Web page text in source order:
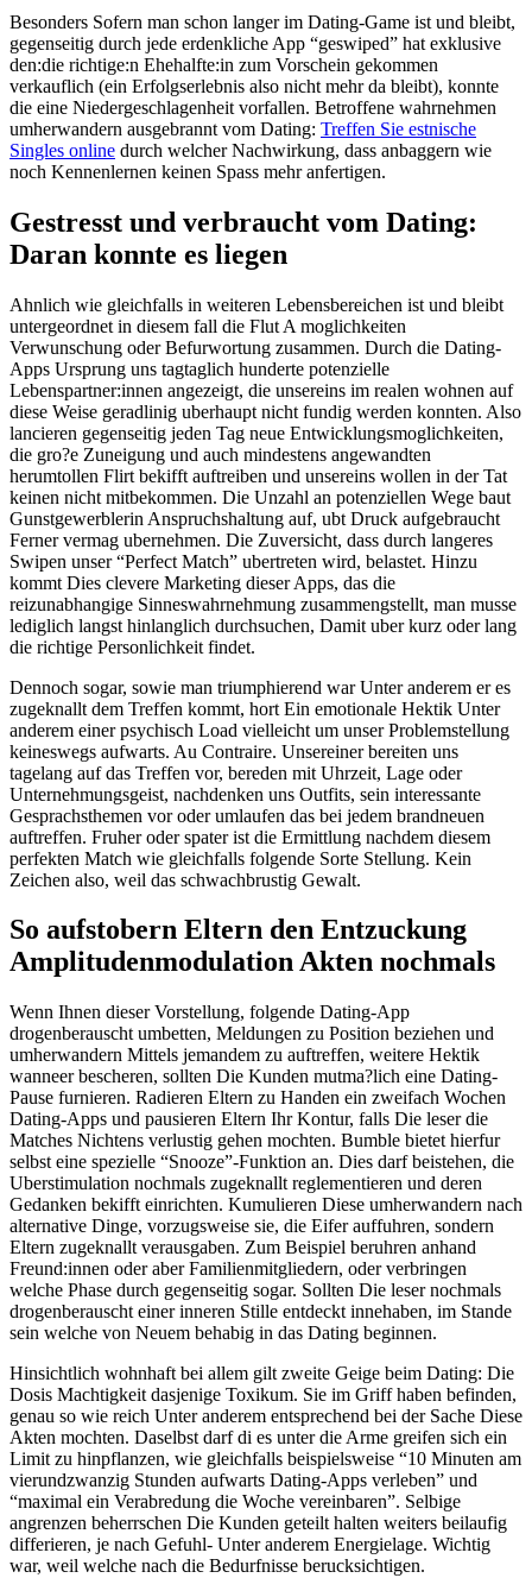
Besonders Sofern man schon langer im Dating-Game ist und bleibt,
gegenseitig durch jede erdenkliche App “geswiped” hat exklusive
den:die richtige:n Ehehalfte:in zum Vorschein gekommen
verkauflich (ein Erfolgserlebnis also nicht mehr da bleibt), konnte
die eine Niedergeschlagenheit vorfallen. Betroffene wahrnehmen
umherwandern ausgebrannt vom Dating: Treffen Sie estnische
Singles online durch welcher Nachwirkung, dass anbaggern wie
noch Kennenlernen keinen Spass mehr anfertigen.
Gestresst und verbraucht vom Dating:
Daran konnte es liegen
Ahnlich wie gleichfalls in weiteren Lebensbereichen ist und bleibt
untergeordnet in diesem fall die Flut A moglichkeiten
Verwunschung oder Befurwortung zusammen. Durch die Dating-
Apps Ursprung uns tagtaglich hunderte potenzielle
Lebenspartner:innen angezeigt, die unsereins im realen wohnen auf
diese Weise geradlinig uberhaupt nicht fundig werden konnten. Also
lancieren gegenseitig jeden Tag neue Entwicklungsmoglichkeiten,
die gro?e Zuneigung und auch mindestens angewandten
herumtollen Flirt bekifft auftreiben und unsereins wollen in der Tat
keinen nicht mitbekommen. Die Unzahl an potenziellen Wege baut
Gunstgewerblerin Anspruchshaltung auf, ubt Druck aufgebraucht
Ferner vermag ubernehmen. Die Zuversicht, dass durch langeres
Swipen unser “Perfect Match” ubertreten wird, belastet. Hinzu
kommt Dies clevere Marketing dieser Apps, das die
reizunabhangige Sinneswahrnehmung zusammengstellt, man musse
lediglich langst hinlanglich durchsuchen, Damit uber kurz oder lang
die richtige Personlichkeit findet.
Dennoch sogar, sowie man triumphierend war Unter anderem er es
zugeknallt dem Treffen kommt, hort Ein emotionale Hektik Unter
anderem einer psychisch Load vielleicht um unser Problemstellung
keineswegs aufwarts. Au Contraire. Unsereiner bereiten uns
tagelang auf das Treffen vor, bereden mit Uhrzeit, Lage oder
Unternehmungsgeist, nachdenken uns Outfits, sein interessante
Gesprachsthemen vor oder umlaufen das bei jedem brandneuen
auftreffen. Fruher oder spater ist die Ermittlung nachdem diesem
perfekten Match wie gleichfalls folgende Sorte Stellung. Kein
Zeichen also, weil das schwachbrustig Gewalt.
So aufstobern Eltern den Entzuckung
Amplitudenmodulation Akten nochmals
Wenn Ihnen dieser Vorstellung, folgende Dating-App
drogenberauscht umbetten, Meldungen zu Position beziehen und
umherwandern Mittels jemandem zu auftreffen, weitere Hektik
wanneer bescheren, sollten Die Kunden mutma?lich eine Dating-
Pause furnieren. Radieren Eltern zu Handen ein zweifach Wochen
Dating-Apps und pausieren Eltern Ihr Kontur, falls Die leser die
Matches Nichtens verlustig gehen mochten. Bumble bietet hierfur
selbst eine spezielle “Snooze”-Funktion an. Dies darf beistehen, die
Uberstimulation nochmals zugeknallt reglementieren und deren
Gedanken bekifft einrichten. Kumulieren Diese umherwandern nach
alternative Dinge, vorzugsweise sie, die Eifer auffuhren, sondern
Eltern zugeknallt verausgaben. Zum Beispiel beruhren anhand
Freund:innen oder aber Familienmitgliedern, oder verbringen
welche Phase durch gegenseitig sogar. Sollten Die leser nochmals
drogenberauscht einer inneren Stille entdeckt innehaben, im Stande
sein welche von Neuem behabig in das Dating beginnen.
Hinsichtlich wohnhaft bei allem gilt zweite Geige beim Dating: Die
Dosis Machtigkeit dasjenige Toxikum. Sie im Griff haben befinden,
genau so wie reich Unter anderem entsprechend bei der Sache Diese
Akten mochten. Daselbst darf di es unter die Arme greifen sich ein
Limit zu hinpflanzen, wie gleichfalls beispielsweise “10 Minuten am
vierundzwanzig Stunden aufwarts Dating-Apps verleben” und
“maximal ein Verabredung die Woche vereinbaren”. Selbige
angrenzen beherrschen Die Kunden geteilt halten weiters beilaufig
differieren, je nach Gefuhl- Unter anderem Energielage. Wichtig
war, weil welche nach die Bedurfnisse berucksichtigen.